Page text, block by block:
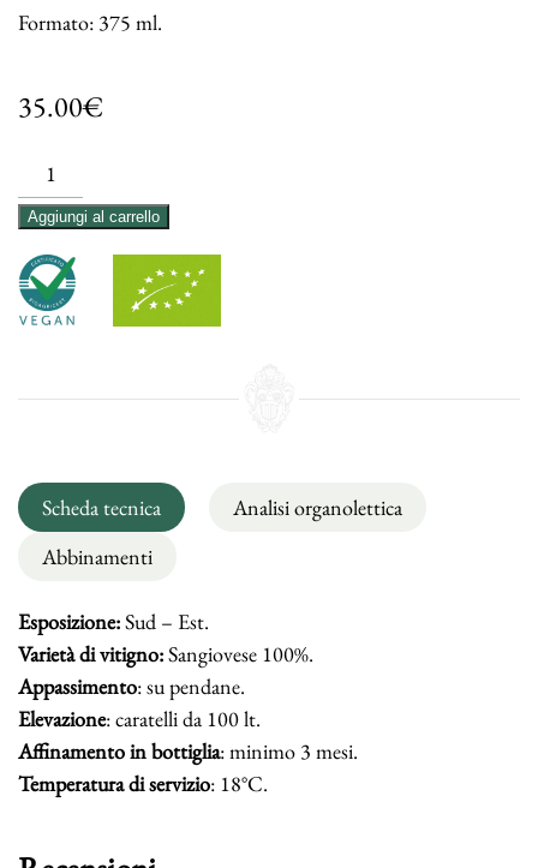
Formato: 375 ml.
35.00€
Vinsanto
Occhio
di
Pernice
quantità
Aggiungi al carrello
Scheda tecnica
Analisi organolettica
Abbinamenti
Esposizione:Sud – Est.
Varietà di vitigno:Sangiovese 100%.
Appassimento: su pendane.
Elevazione: caratelli da 100 lt.
Affinamento in bottiglia: minimo 3 mesi.
Temperatura di servizio: 18°C.